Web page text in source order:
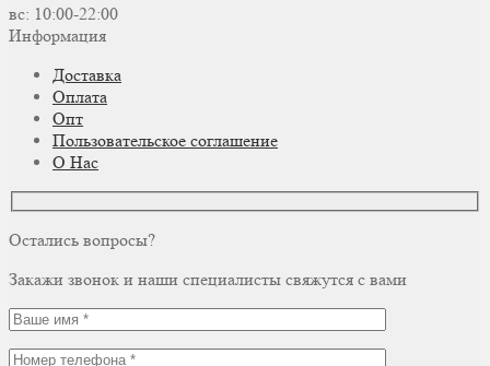
вс: 10:00-22:00
Информация
Доставка
Оплата
Опт
Пользовательское соглашение
О Нас
Остались вопросы?
Закажи звонок и наши специалисты свяжутся с вами